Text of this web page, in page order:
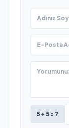
5 + 5 = ?